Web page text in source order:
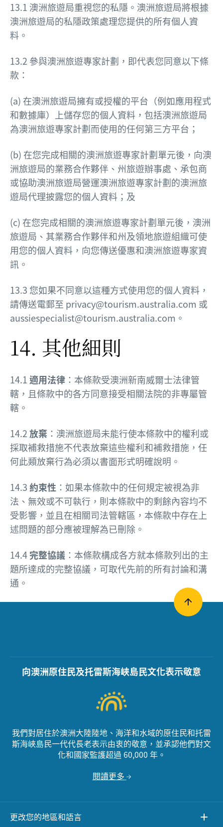
13.1 澳洲旅遊局重視您的私隱。澳洲旅遊局將根據
澳洲旅遊局的私隱政策處理您提供的所有個人資
料。
13.2 參與澳洲旅遊專家計劃，即代表您同意以下條
款：
(a) 在澳洲旅遊局擁有或授權的平台（例如應用程式
和數據庫）上儲存您的個人資料，包括澳洲旅遊局
為澳洲旅遊專家計劃而使用的任何第三方平台；
(b) 在您完成相關的澳洲旅遊專家計劃單元後，向澳
洲旅遊局的業務合作夥伴、州旅遊辦事處、承包商
或協助澳洲旅遊局營運澳洲旅遊專家計劃的澳洲旅
遊局代理披露您的個人資料；及
(c) 在您完成相關的澳洲旅遊專家計劃單元後，澳洲
旅遊局、其業務合作夥伴和州及領地旅遊組織可使
用您的個人資料，向您傳送優惠和澳洲旅遊專家資
訊。
13.3 您如果不同意以這種方式使用您的個人資料，
請傳送電郵至 privacy@tourism.australia.com 或
aussiespecialist@tourism.australia.com。
14. 其他細則
14.1適用法律 ：本條款受澳洲新南威爾士法律管
轄，且條款中的各方同意接受相關法院的非專屬管
轄。
14.2放棄 ：澳洲旅遊局未能行使本條款中的權利或
採取補救措施不代表放棄這些權利和補救措施，任
何此類放棄行為必須以書面形式明確說明。
14.3約束性 ：如果本條款中的任何規定被視為非
法、無效或不可執行，則本條款中的剩餘內容均不
受影響，並且在相關司法管轄區，本條款中存在上
述問題的部分應被理解為已刪除。
14.4完整協議 ：本條款構成各方就本條款列出的主
題所達成的完整協議，可取代先前的所有討論和溝
通。
向澳洲原住民及托雷斯海峽島民文化表示敬意
我們對居住於澳洲大陸陸地、海洋和水域的原住民和托雷
斯海峽島民一代代長老表示由衷的敬意，並承認他們對文
化和國家監護超過 60,000 年。
閱讀更多
更改您的地區和語言